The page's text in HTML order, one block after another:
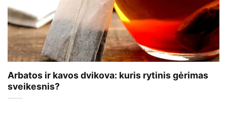
Arbatos ir kavos dvikova: kuris rytinis gėrimas
sveikesnis?